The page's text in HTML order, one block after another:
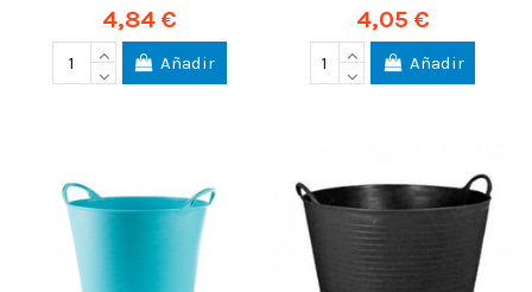
4,84 €
Añadir
4,05 €
Añadir